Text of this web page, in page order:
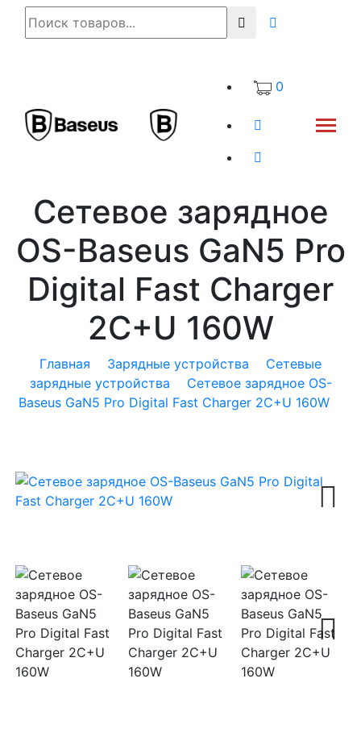
0
Сетевое зарядное
OS-Baseus GaN5 Pro
Digital Fast Charger
2C+U 160W
Главная Зарядные устройства
Cетевые
зарядные устройства
Сетевое зарядное OS-
Baseus GaN5 Pro Digital Fast Charger 2C+U 160W